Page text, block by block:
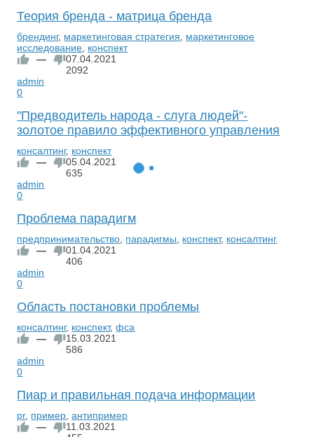
Теория бренда - матрица бренда
брендинг, маркетинговая стратегия
маркетинговое
исследование конспект
—
07.04.2021
2092
admin
0
"Предводитель народа - слуга людей"-
золотое правило эффективного управления
консалтинг, конспект
—
05.04.2021
635
admin
0
Проблема парадигм
предпринимательство парадигмы конспект, консалтинг
—
01.04.2021
406
admin
0
Область постановки проблемы
консалтинг, конспект,фса
—
15.03.2021
586
admin
0
Пиар и правильная подача информации
pr, пример ,антипример
—
11.03.2021